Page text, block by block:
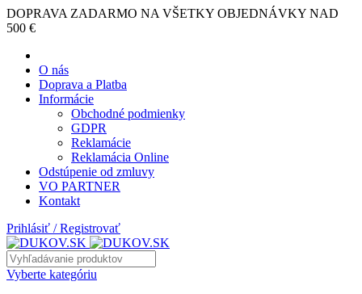
DOPRAVA ZADARMO NA VŠETKY OBJEDNÁVKY NAD
500 €
O nás
Doprava a Platba
Informácie
Obchodné podmienky
GDPR
Reklamácie
Reklamácia Online
Odstúpenie od zmluvy
VO PARTNER
Kontakt
Prihlásiť / Registrovať
Vyberte kategóriu